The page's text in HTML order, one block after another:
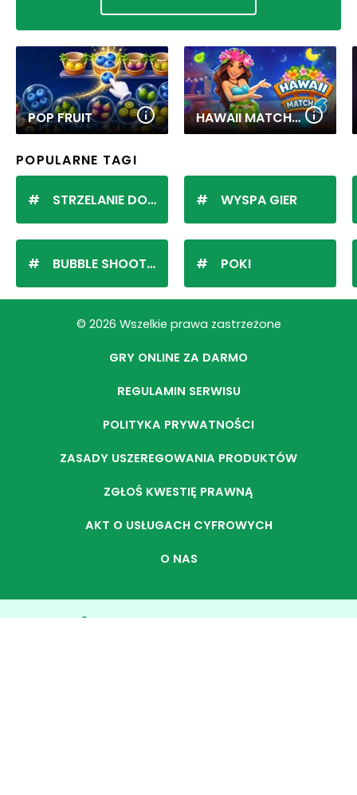
POP FRUIT HAWAII MATCH 6
POPULARNE TAGI
STRZELANIE DO KULEK
BUBBLE SHOOTER
WYSPA GIER
POKI
© 2026 Wszelkie prawa zastrzeżone
GRY ONLINE ZA DARMO
REGULAMIN SERWISU
POLITYKA PRYWATNOŚCI
ZASADY USZEREGOWANIA PRODUKTÓW
ZGŁOŚ KWESTIĘ PRAWNĄ
AKT O USŁUGACH CYFROWYCH
O NAS